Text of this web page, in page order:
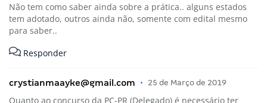
Não tem como saber ainda sobre a prática.. alguns estados
tem adotado, outros ainda não, somente com edital mesmo
para saber..
Responder
crystianmaayke@gmail.com • 25 de Março de 2019
Quanto ao concurso da PC-PR (Delegado) é necessário ter